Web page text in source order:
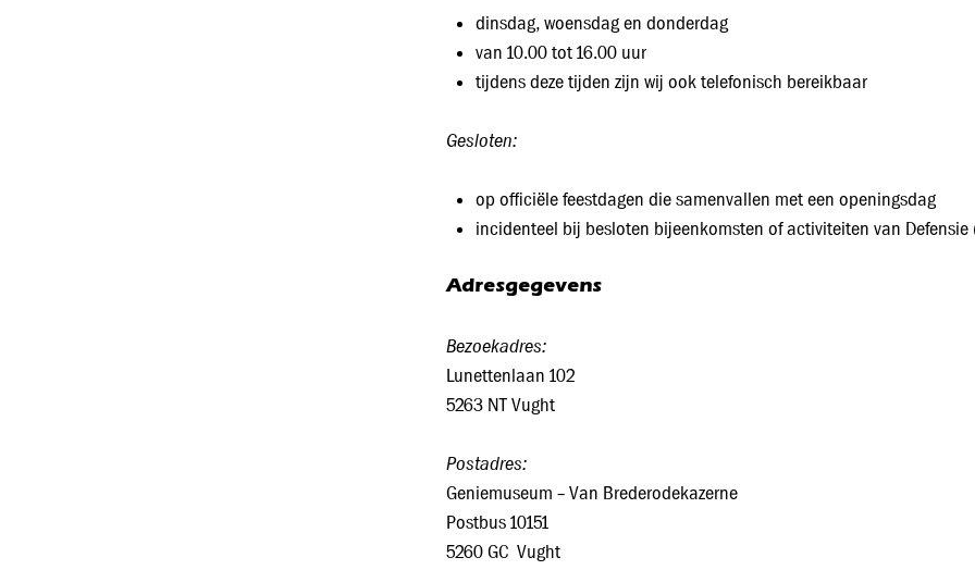
dinsdag, woensdag en donderdag
van 10.00 tot 16.00 uur
tijdens deze tijden zijn wij ook telefonisch bereikbaar
Gesloten:
op officiële feestdagen die samenvallen met een openingsdag
incidenteel bij besloten bijeenkomsten of activiteiten van Defensie
Adresgegevens
Bezoekadres:
Lunettenlaan 102
5263 NT Vught
Postadres:
Geniemuseum – Van Brederodekazerne
Postbus 10151
5260 GC Vught